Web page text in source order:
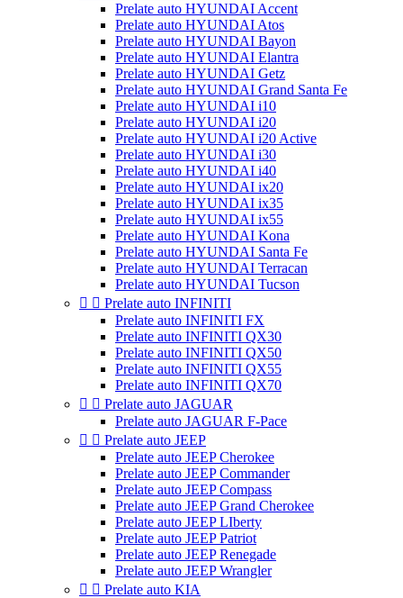
Prelate auto HYUNDAI Accent
Prelate auto HYUNDAI Atos
Prelate auto HYUNDAI Bayon
Prelate auto HYUNDAI Elantra
Prelate auto HYUNDAI Getz
Prelate auto HYUNDAI Grand Santa Fe
Prelate auto HYUNDAI i10
Prelate auto HYUNDAI i20
Prelate auto HYUNDAI i20 Active
Prelate auto HYUNDAI i30
Prelate auto HYUNDAI i40
Prelate auto HYUNDAI ix20
Prelate auto HYUNDAI ix35
Prelate auto HYUNDAI ix55
Prelate auto HYUNDAI Kona
Prelate auto HYUNDAI Santa Fe
Prelate auto HYUNDAI Terracan
Prelate auto HYUNDAI Tucson
  Prelate auto INFINITI
Prelate auto INFINITI FX
Prelate auto INFINITI QX30
Prelate auto INFINITI QX50
Prelate auto INFINITI QX55
Prelate auto INFINITI QX70
  Prelate auto JAGUAR
Prelate auto JAGUAR F-Pace
  Prelate auto JEEP
Prelate auto JEEP Cherokee
Prelate auto JEEP Commander
Prelate auto JEEP Compass
Prelate auto JEEP Grand Cherokee
Prelate auto JEEP LIberty
Prelate auto JEEP Patriot
Prelate auto JEEP Renegade
Prelate auto JEEP Wrangler
  Prelate auto KIA